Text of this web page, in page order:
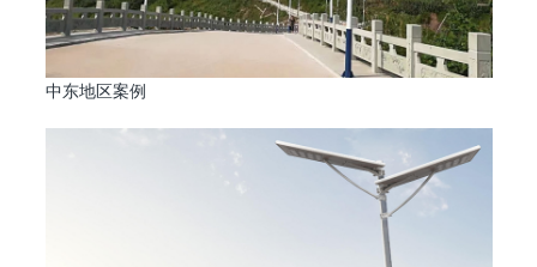
中东地区案例